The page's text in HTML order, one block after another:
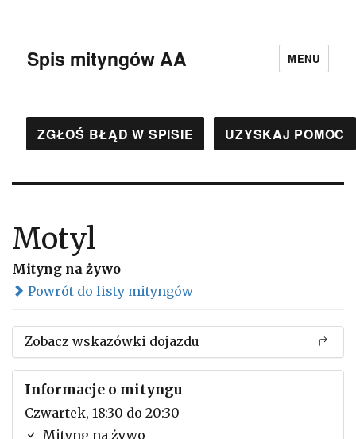
Spis mityngów AA MENU
ZGŁOŚ BŁĄD W SPISIE UZYSKAJ POMOC
Motyl
Mityng na żywo
Powrót do listy mityngów
Zobacz wskazówki dojazdu
Informacje o mityngu
Czwartek, 18:30 do 20:30
Mityng na żywo